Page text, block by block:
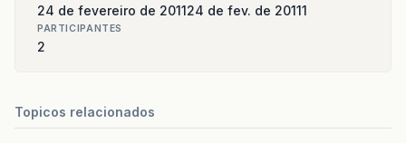
24 de fevereiro de 201124 de fev. de 20111
PARTICIPANTES
2
Topicos relacionados